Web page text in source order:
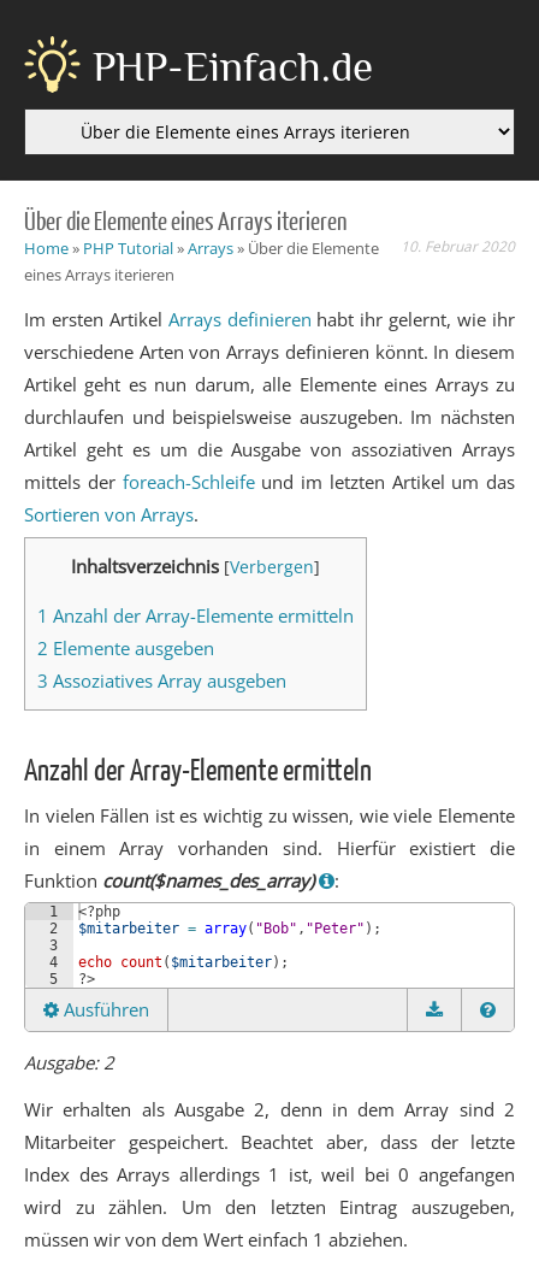
PHP-Einfach.de
Über die Elemente eines Arrays iterieren
10. Februar 2020
Home» PHP Tutorial»Arrays» Über die Elemente
eines Arrays iterieren
Im ersten Artikel Arrays definieren habt ihr gelernt, wie ihr
verschiedene Arten von Arrays definieren könnt. In diesem
Artikel geht es nun darum, alle Elemente eines Arrays zu
durchlaufen und beispielsweise auszugeben. Im nächsten
Artikel geht es um die Ausgabe von assoziativen Arrays
mittels der foreach-Schleifeund im letzten Artikel um das
Sortieren von Arrays.
Inhaltsverzeichnis [Verbergen]
1 Anzahl der Array-Elemente ermitteln
2 Elemente ausgeben
3 Assoziatives Array ausgeben
Anzahl der Array-Elemente ermitteln
In vielen Fällen ist es wichtig zu wissen, wie viele Elemente
in einem Array vorhanden sind. Hierfür existiert die
Funktion count($names_des_array) :
1
2
3
4
5
<?php
$mitarbeiter = array( "Bob" , "Peter" ) ;
echo count ( $mitarbeiter) ;
?>
Ausführen
Ausgabe: 2
Wir erhalten als Ausgabe 2, denn in dem Array sind 2
Mitarbeiter gespeichert. Beachtet aber, dass der letzte
Index des Arrays allerdings 1 ist, weil bei 0 angefangen
wird zu zählen. Um den letzten Eintrag auszugeben,
müssen wir von dem Wert einfach 1 abziehen.